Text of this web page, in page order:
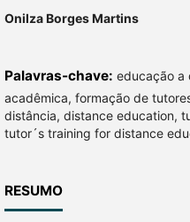
Onilza Borges Martins
Palavras-chave: educação a
acadêmica, formação de
distância, distance education,
tutor´s training for distance
RESUMO